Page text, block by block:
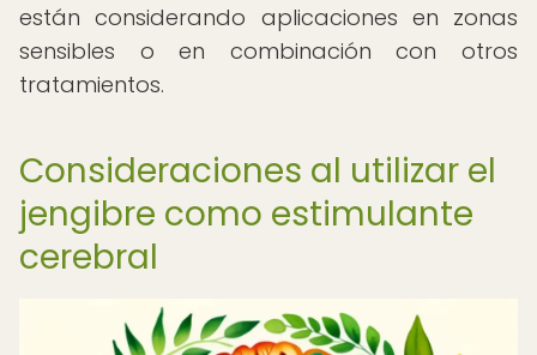
están considerando aplicaciones en zonas
sensibles o en combinación con otros
tratamientos.
Consideraciones al utilizar el
jengibre como estimulante
cerebral